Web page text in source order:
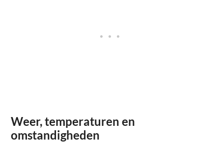
Weer, temperaturen en
omstandigheden